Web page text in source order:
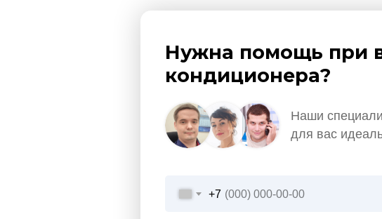
Наши
для вас
Нужна помощь при
кондиционера?
+7